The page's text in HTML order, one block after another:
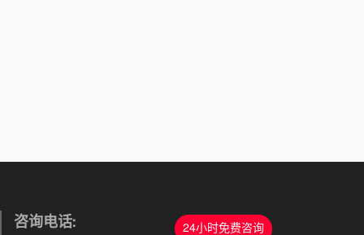
咨询电话: 24小时免费咨询